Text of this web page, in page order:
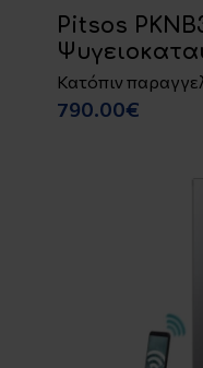
Pitsos
Κατόπιν
790.00€